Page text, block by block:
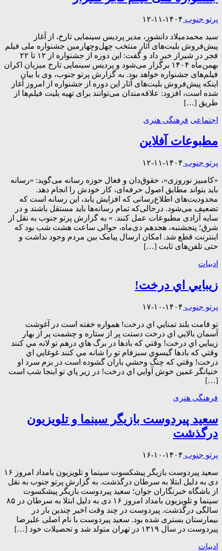
پرتو جنوب ۱۴۰۴-۱۱-۱۲
سید محمدمیلاد دانشور، مدیر پردیس سینمایی تارخ، از آغاز
پیش‌فروش بلیت‌های آثار منتخب چهل‌وچهارمین جشنواره ملی فیلم
فجر در شیراز خبر داد و گفت: این دوره از جشنواره از ۱۲ تا ۲۲
بهمن‌ماه ۱۴۰۴ برگزار می‌شود و پردیس سینمایی تارخ میزبان اکران
فیلم‌های جشنواره خواهد بود. به گزارش پرتو جنوب، وی با بیان
اینکه پیش‌فروش بلیت‌های آثار این دوره از جشنواره از امروز آغاز
شده است، افزود: علاقه‌مندان می‌توانند برای تهیه بلیت فیلم‌ها از
طریق […]
اجتماعی فرهنگی هنری
مطبوعات آفلاین
پرتو جنوب ۱۴۰۴-۱۱-۱۲
«کامبیز نوروزی»، حقوق‌دان و فعال حوزه رسانه می‌گوید: «رسانه
باید بتواند مطابق اصول حرفه‌ای، کار خودش را انجام دهد.
محدودیت‌های اطلاع‌رسانی که افزایش یابد، این رسانه است که
تضعیف می‌شود. درحالی‌که تمام رسانه‌ها باید مستقل باشند و در
سایه آزادی مطبوعات عمل کنند. » به گزارش پرتو جنوب به نقل از
شرق؛ پنجشنبه، هجدهم دی‌ماه، حوالی ساعت هشت شب بود که
اینترنت قطع شد. امکان ارسال پیامک بین مردم وجود نداشت و
حتی تلفن‌های ثابت […]
ادبیات
زيبايي اي درخت!
پرتو جنوب ۱۴۰۴-۱۰-۱۷
تو قامت بلند تمنايي اي درخت! همواره خفته است در آغوشت
آسمان بالايي اي درخت دستت پر از ستاره و چشمت پر از بهار
زيبايي اي درخت! وقتي كه بادها در برگ هاي درهم تو لانه مي كنند
وقتي كه بادها گيسوي سبزفام تو را شانه مي كنند غوغايي اي
درخت! وقتي كه چنگ وحشي باران گشوده است در بزم سرد او
خنيانگر غمين خوش آوايي اي درخت! در زير پاي تو اينجا شب است
[…]
فرهنگی هنری
سعید پیردوست بازیگر سینما و تلویزیون
درگذشت
پرتو جنوب ۱۴۰۴-۱۰-۱۶
سعید پیردوست بازیگر پیشکسوت سینما و تلویزیون بامداد امروز ۱۶
دی به دلیل ابتلا به سرطان درگذشت. به گزارش پرتو جنوب به نقل
از باشگاه خبرنگاران جوان؛ سعید پیردوست بازیگر پیشکسوت
سینما و تلویزیون بامداد امروز ۱۶ دی به دلیل ابتلا به سرطان در ۸۵
سالگی درگذشت. پیردوست در چند وقت اخیر چندین بار در
بیمارستان بستری شده بود. سعید پیردوست با نام اصلی علیرضا
پیردوست در سال ۱۳۱۹ در تهران متولد شد و تحصیلات خود […]
ادبیات